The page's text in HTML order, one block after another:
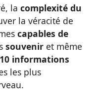
la complexité du
la véracité de
capables de
souvenir et même
10 informations
les plus